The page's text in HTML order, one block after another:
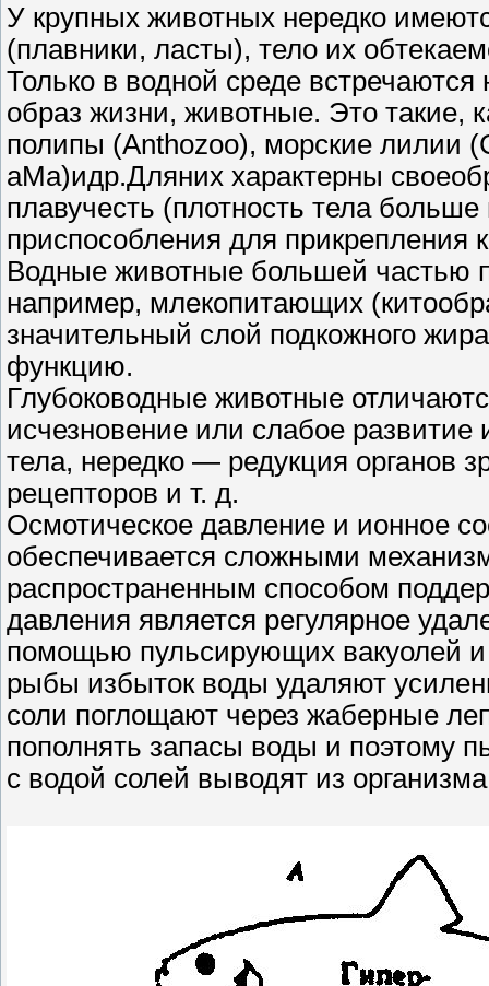
У крупных животных нередко
(плавники, ласты), тело их
Только в водной среде
образ жизни, животные. Это такие,
полипы (Anthozoo), морские лилии
аМа)идр.Дляних характерны
плавучесть (плотность тела
приспособления для прикрепления к
Водные животные большей частью
например, млекопитающих
значительный слой подкожного
функцию.
Глубоководные животные
исчезновение или слабое развитие
тела, нередко — редукция органов
рецепторов и т. д.
Осмотическое давление и ионное
обеспечивается сложными
распространенным способом
давления является регулярное
помощью пульсирующих вакуолей
рыбы избыток воды удаляют
соли поглощают через жаберные
пополнять запасы воды и поэтому
с водой солей выводят из